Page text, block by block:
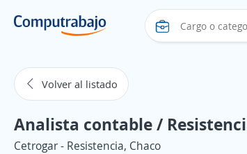
Volver al listado
Analista contable /
Cetrogar - Resistencia, Chaco